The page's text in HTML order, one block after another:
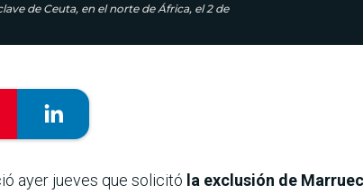
de Ceuta, en el norte de África, el 2 de
ayer jueves que solicitó la exclusión de